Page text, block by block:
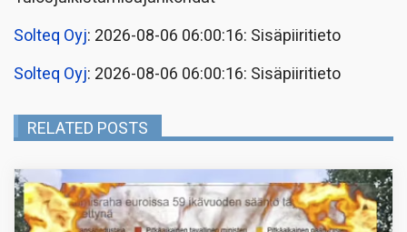
Solteq Oyj: 2026-08-06 06:00:16: Sisäpiiritieto
Solteq Oyj: 2026-08-06 06:00:16: Sisäpiiritieto
RELATED POSTS